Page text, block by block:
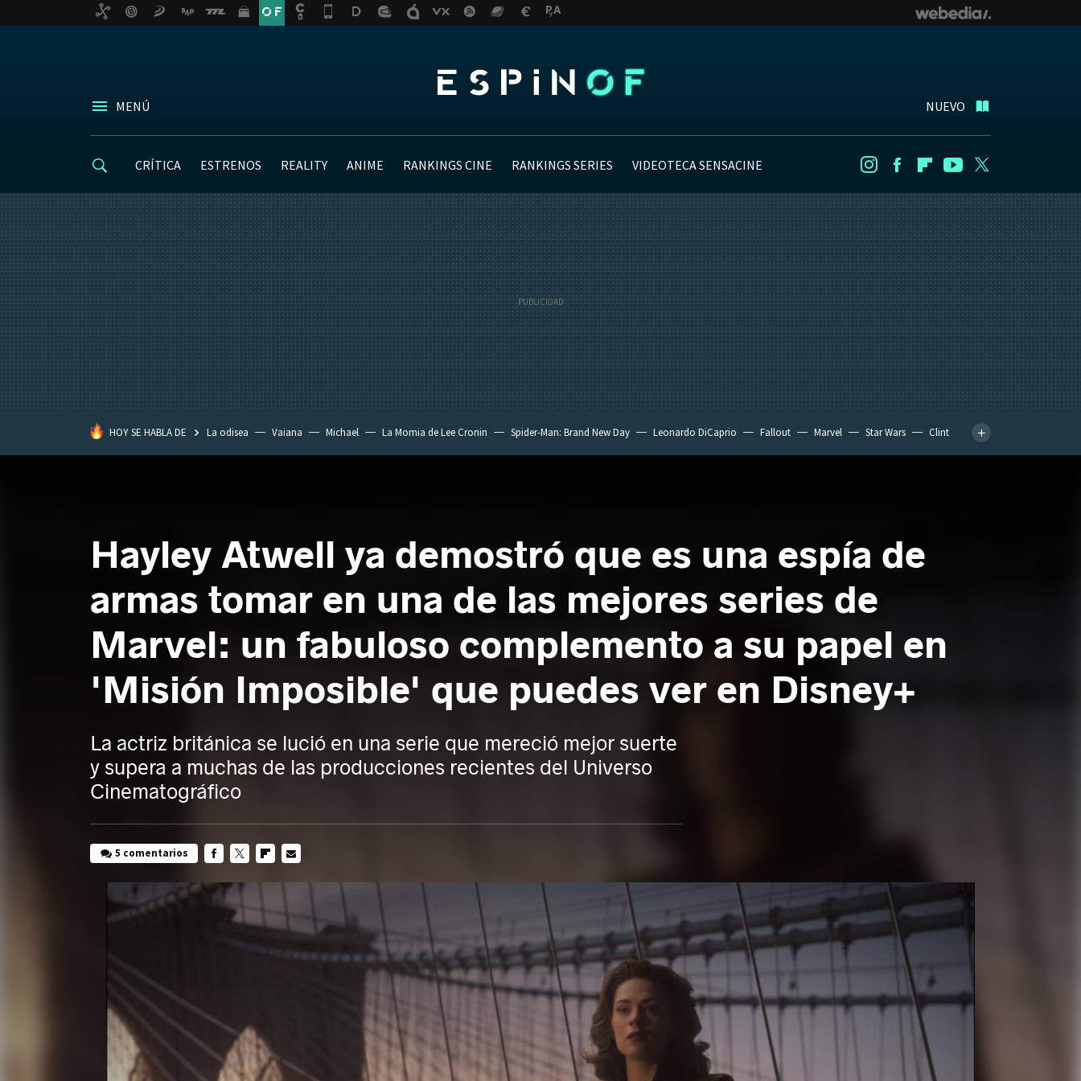
MENÚ NUEVO
CRÍTICA ESTRENOS REALITY ANIME RANKINGS CINE RANKINGS SERIES VIDEOTECA SENSACINE InstagramFacebookFlipboard
Youtube
HOY SE HABLA DE La odisea Vaiana Michael La Momia de Lee Cronin Spider-Man: Brand New Day Leonardo DiCaprio Fallout Marvel Star Wars
Clint
Hayley Atwell ya demostró que es una espía de
armas tomar en una de las mejores series de
Marvel: un fabuloso complemento a su papel en
'Misión Imposible' que puedes ver en Disney+
La actriz británica se lució en una serie que mereció mejor suerte
y supera a muchas de las producciones recientes del Universo
Cinematográfico
5 comentarios